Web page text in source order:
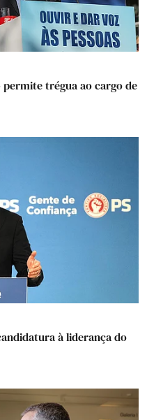
permite trégua ao cargo de
à liderança do